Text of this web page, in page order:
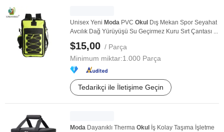
Unisex Yeni Moda PVC Okul Dış Mekan Spor Seyahat
Avcılık Dağ Yürüyüşü Su Geçirmez Kuru Sırt Çantası ...
$15,00 / Parça
Minimum miktar:1.000 Parça
Tedarikçi ile İletişime Geçin
Moda Dayanıklı Therma Okul
İş Kolay Taşıma İşletme